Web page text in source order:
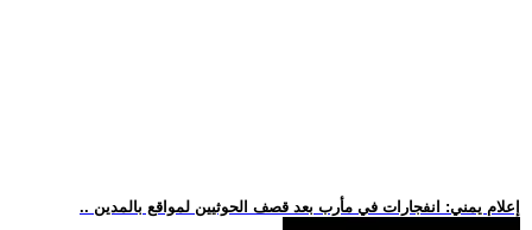
.. إعلام يمني: انفجارات في مأرب بعد قصف الحوثيين لمواقع بالمدين